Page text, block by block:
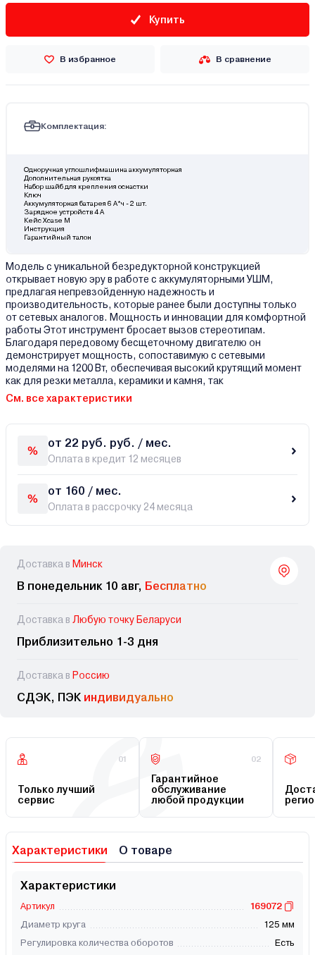
Купить
В избранное В сравнение
Комплектация:
Одноручная углошлифмашина аккумуляторная
Дополнительная рукоятка
Набор шайб для крепления оснастки
Ключ
Аккумуляторная батарея 6 А*ч - 2 шт.
Зарядное устройств 4 А
Кейс Xcase M
Инструкция
Гарантийный талон
Модель с уникальной безредукторной конструкцией
открывает новую эру в работе с аккумуляторными УШМ,
предлагая непревзойденную надежность и
производительность, которые ранее были доступны только
от сетевых аналогов. Мощность и инновации для комфортной
работы Этот инструмент бросает вызов стереотипам.
Благодаря передовому бесщеточному двигателю он
демонстрирует мощность, сопоставимую с сетевыми
моделями на 1200 Вт, обеспечивая высокий крутящий момент
как для резки металла, керамики и камня, так
См. все характеристики
от 22 руб. руб. / мес.
Оплата в кредит 12 месяцев
от 160 / мес.
Оплата в рассрочку 24 месяца
Доставка в Минск
В понедельник 10 авг, Бесплатно
Доставка в Любую точку Беларуси
Приблизительно 1-3 дня
Доставка в Россию
СДЭК, ПЭК индивидуально
01
Только лучший
сервис
02
Гарантийное
обслуживание
любой продукции
Характеристики О товаре
Характеристики
Артикул
169072
Диаметр круга
125 мм
Регулировка количества оборотов
Есть